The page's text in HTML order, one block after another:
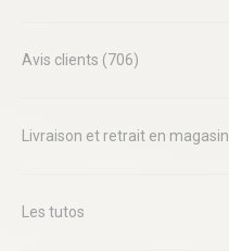
Avis clients (706)
Livraison et retrait en magasin
Les tutos